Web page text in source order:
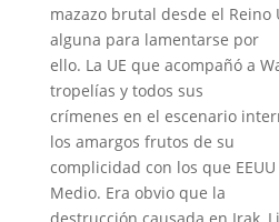
mazazo brutal desde el Reino
alguna para lamentarse por
ello. La UE que acompañó a
tropelías y todos sus
crímenes en el escenario
los amargos frutos de su
complicidad con los que
Medio. Era obvio que la
destrucción causada en Irak,